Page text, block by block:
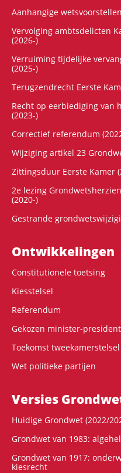
Aanhangige wetsvoorstellen
Vervolging ambtsdelicten
(2026-)
Verruiming tijdelijke
(2025-)
Terugzendrecht Eerste
Recht op eerbiediging van
(2023-)
Correctief referendum
Wijziging artikel 23
Zittingsduur Eerste Kamer
2e lezing
(2020-)
Gestrande
Ontwikke­lingen
Constitutionele toetsing
Kiesstelsel
Referendum
Gekozen minister-
Toekomst tweekamerstelsel
Wet politieke partijen
Versies
Huidige Grondwet (2022/
Grondwet van 1983:
Grondwet van 1917:
kiesrecht